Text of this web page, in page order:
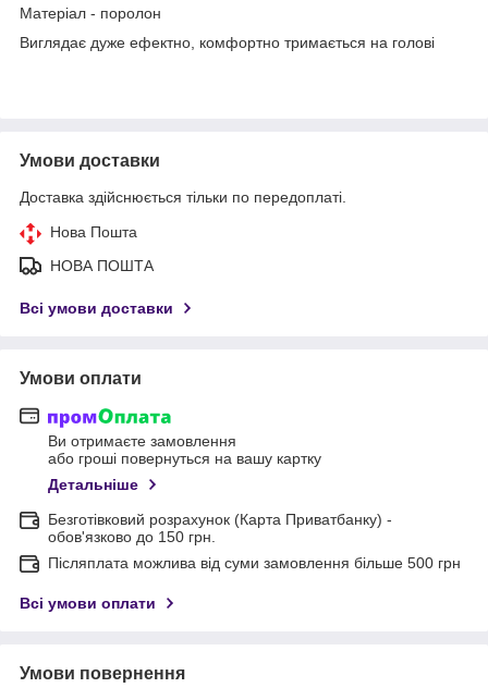
Матеріал - поролон
Виглядає дуже ефектно, комфортно тримається на голові
Умови доставки
Доставка здійснюється тільки по передоплаті.
Нова Пошта
НОВА ПОШТА
Всі умови доставки
Умови оплати
Ви отримаєте замовлення
або гроші повернуться на вашу картку
Детальніше
Безготівковий розрахунок (Карта Приватбанку) -
обов'язково до 150 грн.
Післяплата можлива від суми замовлення більше 500 грн
Всі умови оплати
Умови повернення